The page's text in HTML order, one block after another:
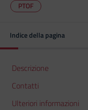
PTOF
Indice della pagina
Descrizione
Contatti
Ulteriori informazioni